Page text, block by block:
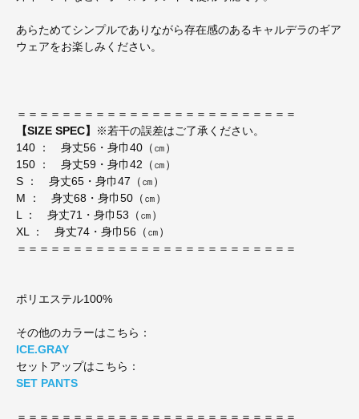
あらためてシンプルでありながら存在感のあるキャルデラのギア
ウェアをお楽しみください。
＝＝＝＝＝＝＝＝＝＝＝＝＝＝＝＝＝＝＝＝＝＝＝＝＝
【SIZE SPEC】
※若干の誤差はご了承ください。
140 ： 身丈56・身巾40（㎝）
150 ： 身丈59・身巾42（㎝）
S ： 身丈65・身巾47（㎝）
M ： 身丈68・身巾50（㎝）
L ： 身丈71・身巾53（㎝）
XL ： 身丈74・身巾56（㎝）
＝＝＝＝＝＝＝＝＝＝＝＝＝＝＝＝＝＝＝＝＝＝＝＝＝
ポリエステル100%
その他のカラーはこちら：
ICE.GRAY
セットアップはこちら：
SET PANTS